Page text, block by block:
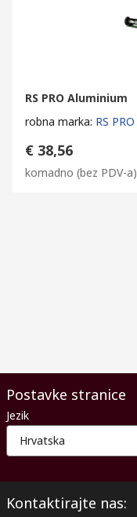
RS PRO Aluminium
robna marka: RS PRO
€ 38,56
komadno (bez PDV-a)
Postavke stranice
Jezik
Hrvatska
Kontaktirajte nas: